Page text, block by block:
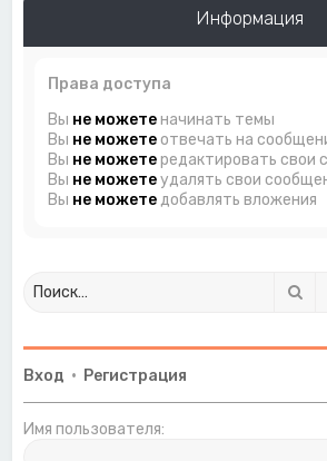
Информация
Права доступа
Вы не можетеначинать темы
Вы не можетеотвечать на
Вы не можетередактировать свои
Вы не можетеудалять свои
Вы не можетедобавлять вложения
Вход • Регистрация
Имя пользователя: